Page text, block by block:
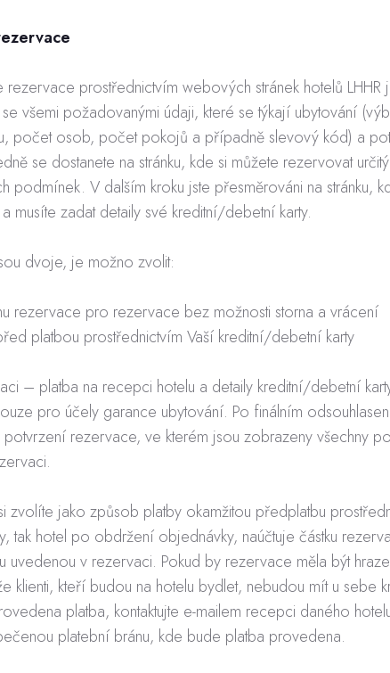
rezervace prostřednictvím webových stránek hotelů
se všemi požadovanými údaji, které se týkají ubytování
počet osob, počet pokojů a případně slevový kód) a
se dostanete na stránku, kde si můžete rezervovat
podmínek. V dalším kroku jste přesměrováni na stránku,
a musíte zadat detaily své kreditní/debetní karty.
dvoje, je možno zvolit:
rezervace pro rezervace bez možnosti storna a vrácení
platbou prostřednictvím Vaší kreditní/debetní karty
– platba na recepci hotelu a detaily kreditní/debetní
pro účely garance ubytování. Po finálním
potvrzení rezervace, ve kterém jsou zobrazeny všechny
zvolíte jako způsob platby okamžitou předplatbu
tak hotel po obdržení objednávky, naúčtuje částku
uvedenou v rezervaci. Pokud by rezervace měla být
že klienti, kteří budou na hotelu bydlet, nebudou mít u sebe
platba, kontaktujte e-mailem recepci daného
platební bránu, kde bude platba provedena.